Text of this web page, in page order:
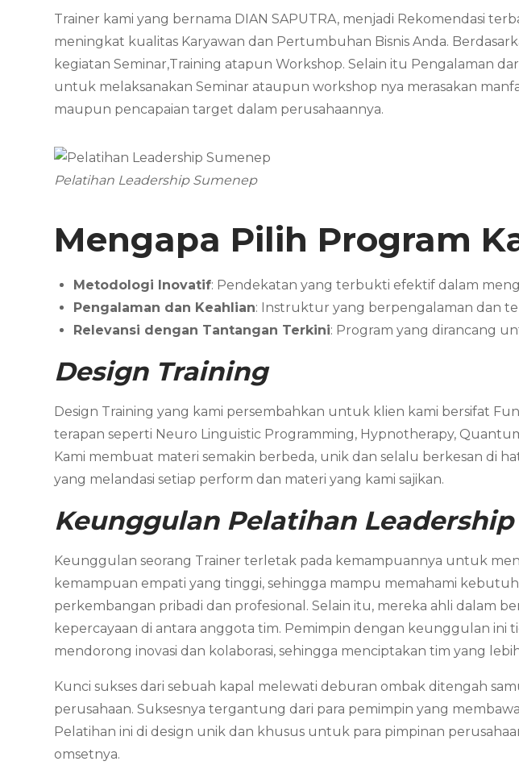
Trainer kami yang bernama DIAN SAPUTRA, menjadi Rekomendasi
meningkat kualitas Karyawan dan Pertumbuhan Bisnis Anda.
kegiatan Seminar,Training atapun Workshop. Selain itu Pengalaman
untuk melaksanakan Seminar ataupun workshop nya merasakan
maupun pencapaian target dalam perusahaannya.
Pelatihan Leadership Sumenep
Mengapa Pilih Program
Metodologi Inovatif: Pendekatan yang terbukti efektif dalam
Pengalaman dan Keahlian: Instruktur yang berpengalaman dan
Relevansi dengan Tantangan Terkini: Program yang dirancang
Design Training
Design Training yang kami persembahkan untuk klien kami bersifat
terapan seperti Neuro Linguistic Programming, Hypnotherapy,
Kami membuat materi semakin berbeda, unik dan selalu berkesan di
yang melandasi setiap perform dan materi yang kami sajikan.
Keunggulan Pelatihan
Keunggulan seorang Trainer terletak pada kemampuannya untuk
kemampuan empati yang tinggi, sehingga mampu memahami
perkembangan pribadi dan profesional. Selain itu, mereka ahli dalam
kepercayaan di antara anggota tim. Pemimpin dengan keunggulan ini
mendorong inovasi dan kolaborasi, sehingga menciptakan tim yang
Kunci sukses dari sebuah kapal melewati deburan ombak ditengah
perusahaan. Suksesnya tergantung dari para pemimpin yang
Pelatihan ini di design unik dan khusus untuk para pimpinan
omsetnya.